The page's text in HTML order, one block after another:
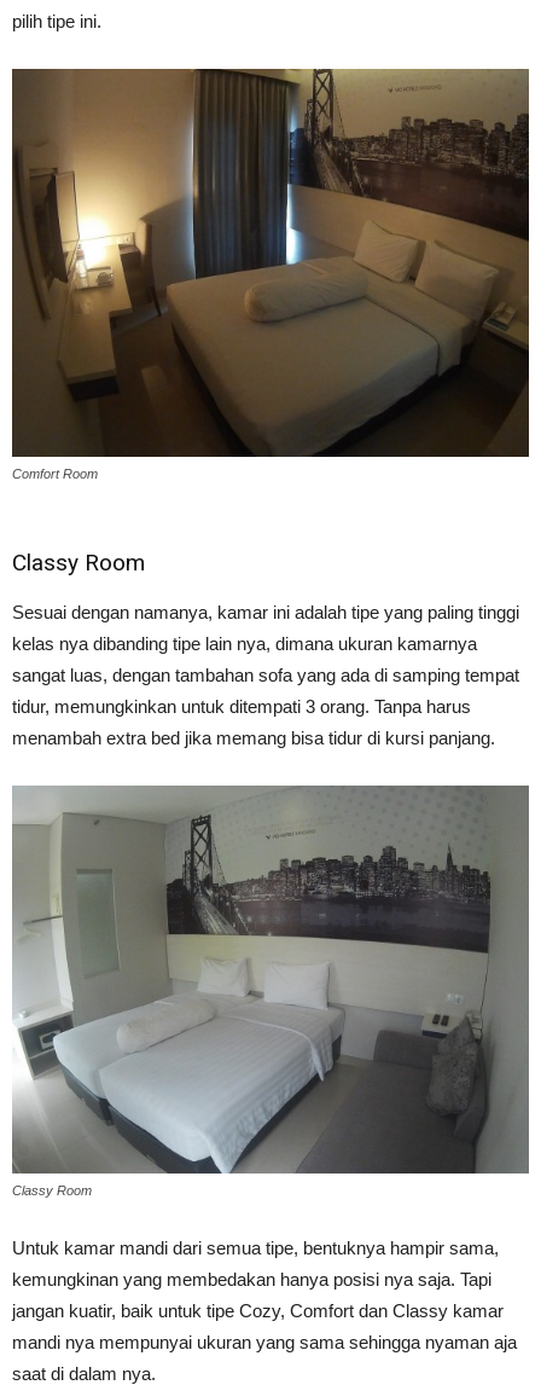
pilih tipe ini.
Comfort Room
Classy Room
Sesuai dengan namanya, kamar ini adalah tipe yang paling tinggi
kelas nya dibanding tipe lain nya, dimana ukuran kamarnya
sangat luas, dengan tambahan sofa yang ada di samping tempat
tidur, memungkinkan untuk ditempati 3 orang. Tanpa harus
menambah extra bed jika memang bisa tidur di kursi panjang.
Classy Room
Untuk kamar mandi dari semua tipe, bentuknya hampir sama,
kemungkinan yang membedakan hanya posisi nya saja. Tapi
jangan kuatir, baik untuk tipe Cozy, Comfort dan Classy kamar
mandi nya mempunyai ukuran yang sama sehingga nyaman aja
saat di dalam nya.